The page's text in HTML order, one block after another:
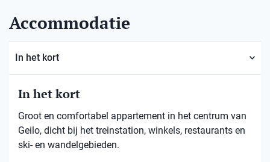
Accommodatie
In het kort
In het kort
Groot en comfortabel appartement in het centrum van
Geilo, dicht bij het treinstation, winkels, restaurants en
ski- en wandelgebieden.